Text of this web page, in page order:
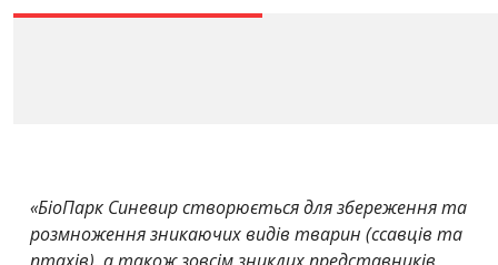
«БіоПарк Синевир створюється для збереження та
розмноження зникаючих видів тварин (ссавців та